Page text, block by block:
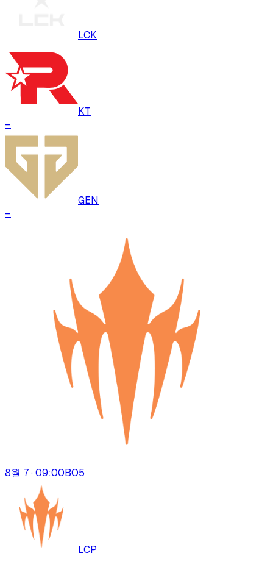
LCK
KT
–
GEN
–
8월 7 · 09:00BO5
LCP